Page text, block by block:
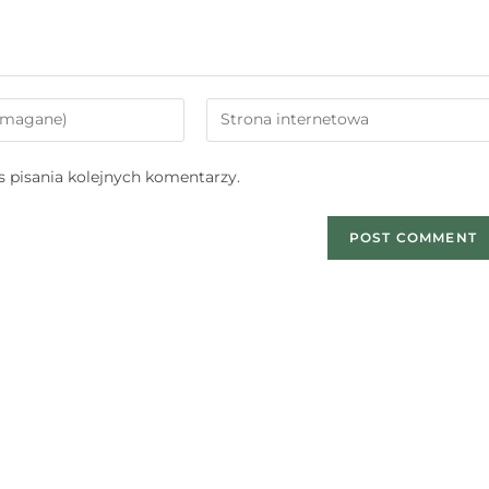
pisania kolejnych komentarzy.